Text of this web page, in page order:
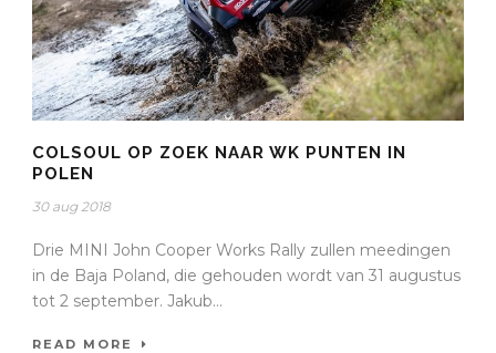
COLSOUL OP ZOEK NAAR WK PUNTEN IN
POLEN
30 aug 2018
Drie MINI John Cooper Works Rally zullen meedingen
in de Baja Poland, die gehouden wordt van 31 augustus
tot 2 september. Jakub...
READ MORE